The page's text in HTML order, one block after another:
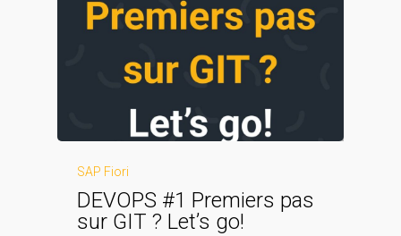
SAP Fiori
DEVOPS #1 Premiers pas
sur GIT ? Let’s go!